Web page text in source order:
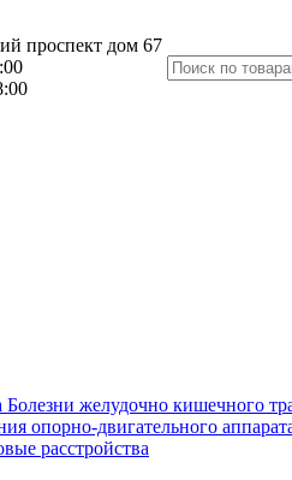
проспект дом 67
Болезни желудочно кишечного
расстройства